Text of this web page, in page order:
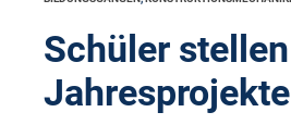
Schüler stellen